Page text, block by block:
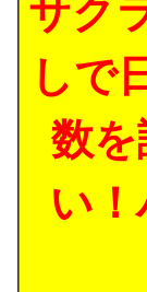
サク
しで
数
い